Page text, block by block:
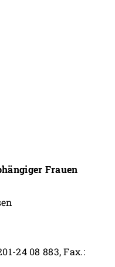
Frauen
24 08 883, Fax.: